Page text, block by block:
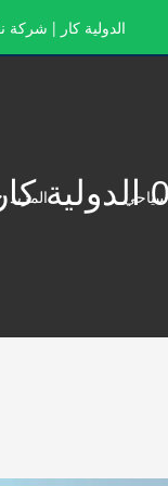
الدولية كار |
المزيد